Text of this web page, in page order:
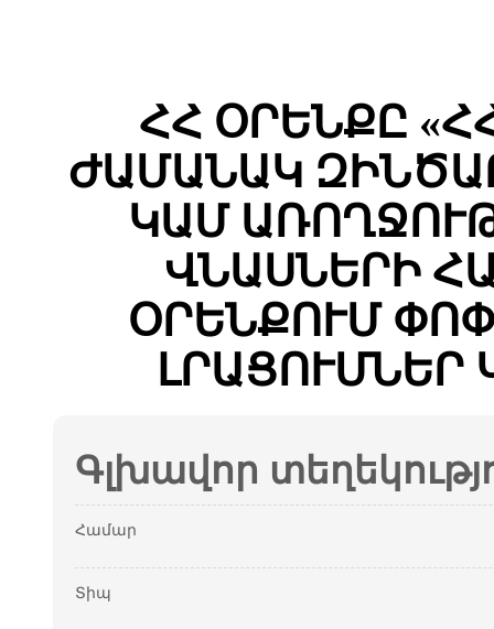
ՀՀ ՕՐԵՆՔԸ
ԺԱՄԱՆԱԿ
ԿԱՄ
ՎՆԱՍՆԵՐԻ
ՕՐԵՆՔՈՒՄ
ԼՐԱՑՈՒՄՆԵՐ
Գլխավոր
Համար
Տիպ